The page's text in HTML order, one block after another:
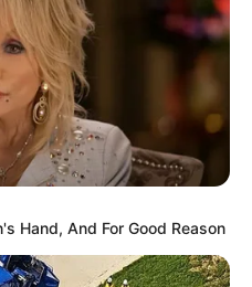
ราณสวดแล้วร่ำรวยเป็นเศรษฐี
Hand, And For Good Reason